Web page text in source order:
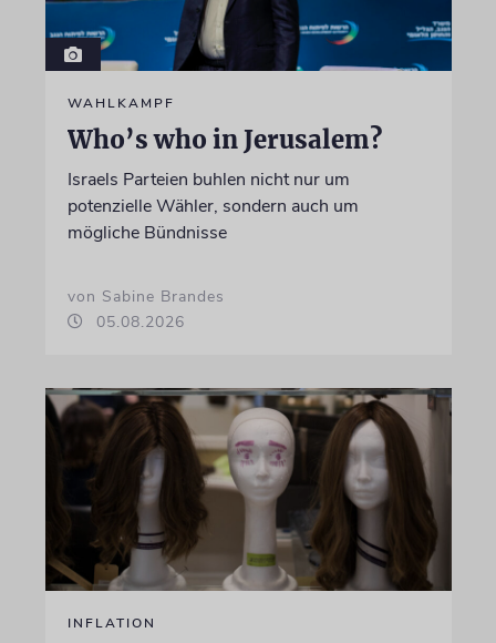
WAHLKAMPF
Who’s who in Jerusalem?
Israels Parteien buhlen nicht nur um
potenzielle Wähler, sondern auch um
mögliche Bündnisse
von Sabine Brandes
05.08.2026
INFLATION